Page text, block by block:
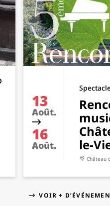
13
Août.
16
Août.
le-
Château
VOIR +